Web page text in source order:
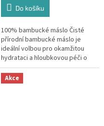
Do košíku
100% bambucké máslo Čisté
přírodní bambucké máslo je
ideální volbou pro okamžitou
hydrataci a hloubkovou péči o
pokožku 19 ml
Akce